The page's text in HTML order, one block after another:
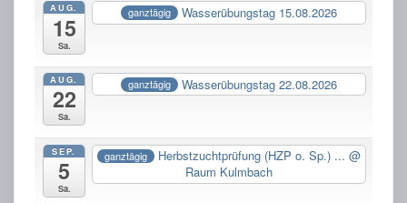
AUG.
15
Sa.
ganztägig Wasserübungstag 15.08.2026
AUG.
22
Sa.
ganztägig Wasserübungstag 22.08.2026
SEP.
5
Sa.
ganztägig Herbstzuchtprüfung (HZP o. Sp.) ... @
Raum Kulmbach